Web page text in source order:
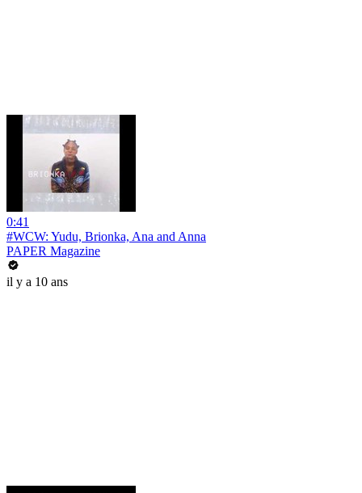
0:41
#WCW: Yudu, Brionka, Ana and Anna
PAPER Magazine
il y a 10 ans